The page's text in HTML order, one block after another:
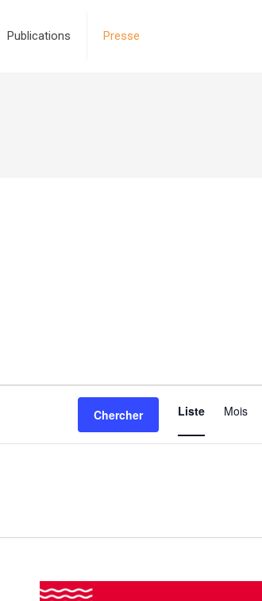
Publications Presse
Chercher
de
Liste Mois